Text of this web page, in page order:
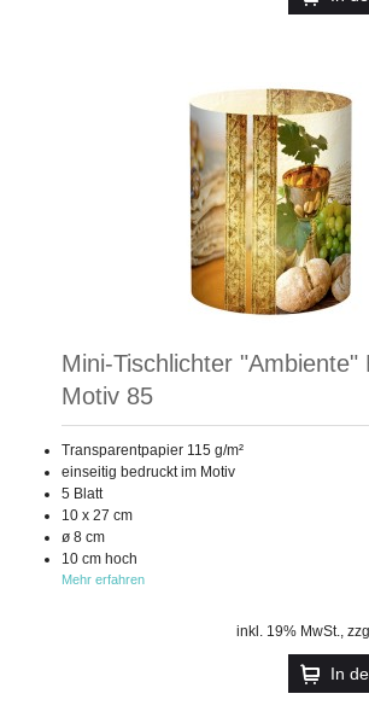
Mini-Tischlichter "Ambiente"
Motiv 85
Transparentpapier 115 g/m²
einseitig bedruckt im Motiv
5 Blatt
10 x 27 cm
ø 8 cm
10 cm hoch
Mehr erfahren
inkl. 19% MwSt.
In